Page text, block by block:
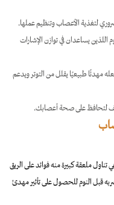
لتغذية الأعصاب وتنظيم عملها.
اللذين يساعدان في توازن الإشارات
مهدئًا طبيعيًا يقلل من التوتر ويدعم
لتحافظ على صحة أعصابك.
ملعقة كبيرة منه فوائد على الريق
قبل النوم للحصول على تأثير مهدئ